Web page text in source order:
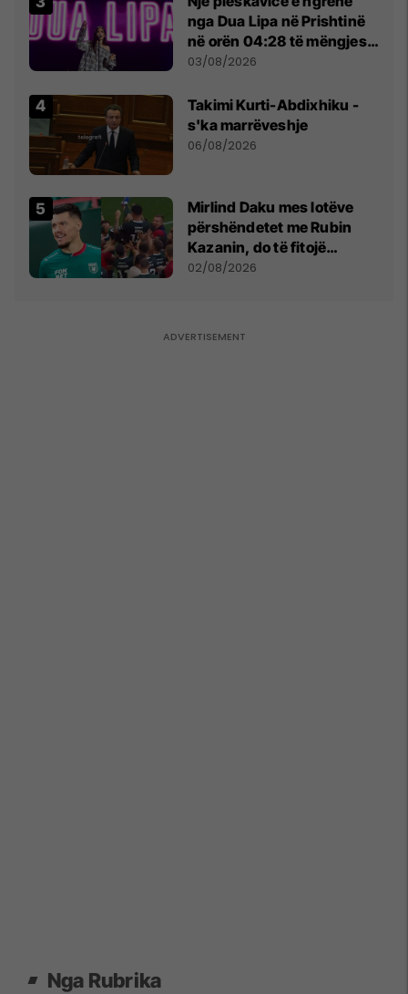
nga Dua Lipa në Prishtinë
në orën 04:28 të mëngjesit
- dhe bota digjitale serbe
03/08/2026
Takimi Kurti-Abdixhiku -
s'ka marrëveshje
06/08/2026
Mirlind Daku mes lotëve
përshëndetet me Rubin
Kazanin, do të fitojë
miliona te Spartak Moska
02/08/2026
Nga Rubrika